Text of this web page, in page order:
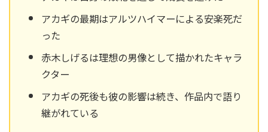
アカギの最期はアルツハイマーによる安楽死だ
った
赤木しげるは理想の男像として描かれたキャラ
クター
アカギの死後も彼の影響は続き、作品内で語り
継がれている